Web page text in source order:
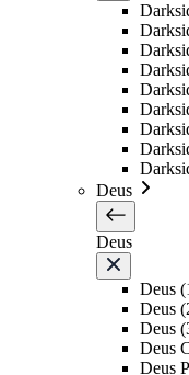
Deus
Deus
Deus
Deus
Deus
Deus
Deus